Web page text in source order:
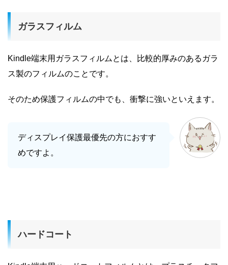
ガラスフィルム
Kindle端末用ガラスフィルムとは、比較的厚みのあるガラ
ス製のフィルムのことです。
そのため保護フィルムの中でも、衝撃に強いといえます。
ディスプレイ保護最優先の方におすす
めですよ。
ハードコート